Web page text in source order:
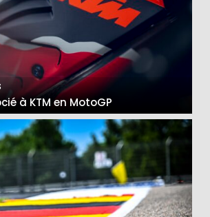
à KTM en MotoGP